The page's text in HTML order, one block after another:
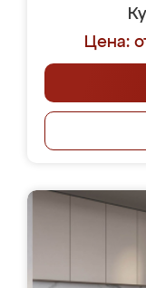
Цена: